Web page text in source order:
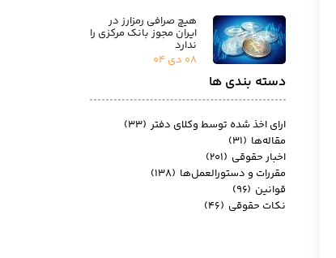
دسته بندی ها
هیچ صرافی رمزارز در
ایران مجوز بانک مرکزی را
ندارد
۰۸ دی ۰۴
ارای اخذ شده توسط وکلای دفتر (۳۳)
مقاله‌ها (۳۱)
اخبار حقوقی (۲۰۱)
مقررات و دستورالعمل‌ها (۱۳۸)
قوانین (۹۶)
نکات حقوقی (۴۶)